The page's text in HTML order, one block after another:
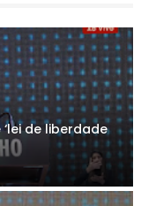
de liberdade